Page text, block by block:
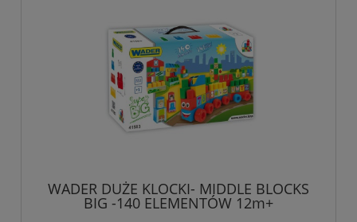
WADER DUŻE KLOCKI- MIDDLE BLOCKS
BIG -140 ELEMENTÓW 12m+